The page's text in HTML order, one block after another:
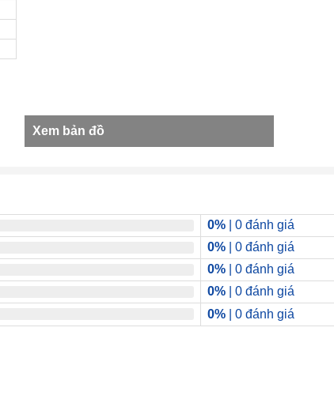
Xem bản đồ
0% | 0 đánh giá
0% | 0 đánh giá
0% | 0 đánh giá
0% | 0 đánh giá
0% | 0 đánh giá